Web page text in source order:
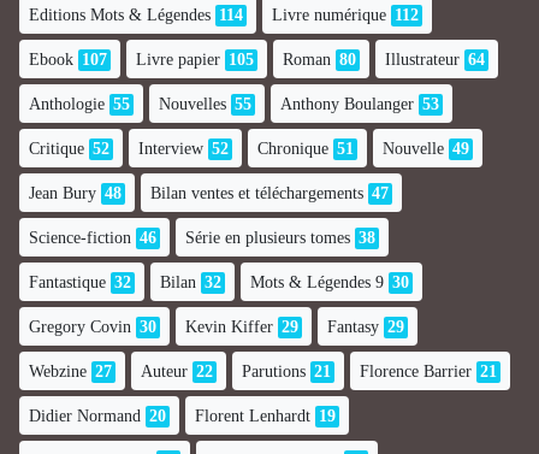
Editions Mots & Légendes 114 Livre numérique 112
Ebook 107 Livre papier 105 Roman 80 Illustrateur 64
Anthologie 55 Nouvelles 55 Anthony Boulanger 53
Critique 52 Interview 52 Chronique 51 Nouvelle 49
Jean Bury 48 Bilan ventes et téléchargements 47
Science-fiction 46 Série en plusieurs tomes 38
Fantastique 32 Bilan 32 Mots & Légendes 9 30
Gregory Covin 30 Kevin Kiffer 29 Fantasy 29
Webzine 27 Auteur 22 Parutions 21 Florence Barrier 21
Didier Normand 20 Florent Lenhardt 19